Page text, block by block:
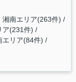
南エリア(263件)
(231件)
リア(84件)